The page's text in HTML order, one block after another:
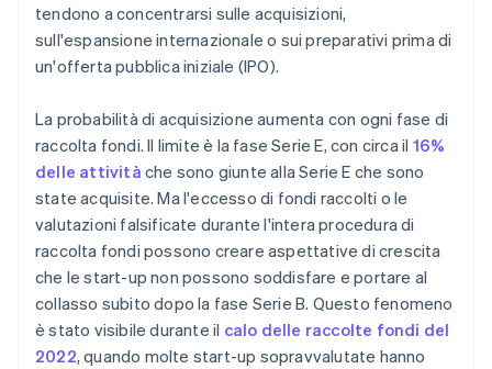
tendono a concentrarsi sulle acquisizioni,
sull'espansione internazionale o sui preparativi prima di
un'offerta pubblica iniziale (IPO).
La probabilità di acquisizione aumenta con ogni fase di
raccolta fondi. Il limite è la fase Serie E, con circa il 16%
delle attività che sono giunte alla Serie E che sono
state acquisite. Ma l'eccesso di fondi raccolti o le
valutazioni falsificate durante l'intera procedura di
raccolta fondi possono creare aspettative di crescita
che le start-up non possono soddisfare e portare al
collasso subito dopo la fase Serie B. Questo fenomeno
è stato visibile durante il calo delle raccolte fondi del
2022, quando molte start-up sopravvalutate hanno